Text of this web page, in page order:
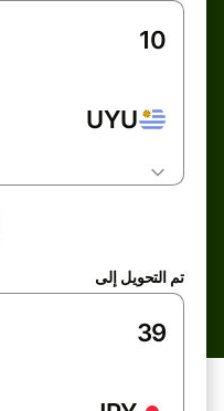
UYU
تم التحويل إلى